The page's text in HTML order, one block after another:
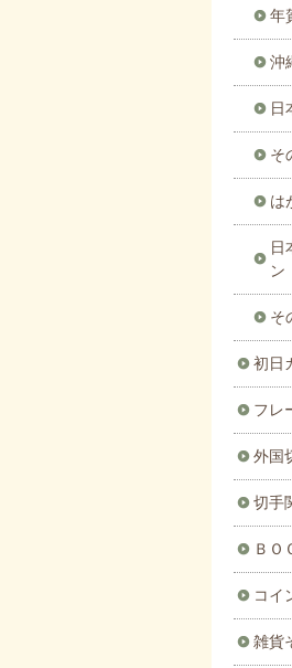
年
沖
日
そ
は
日
ン
そ
初日
フレ
外国
切手
ＢＯ
コイ
雑貨